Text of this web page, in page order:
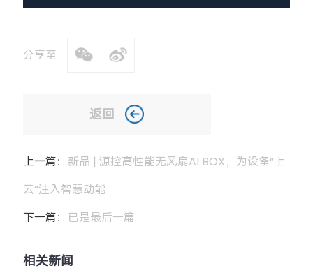
分享至
返回
上一篇： 新品 | 源控高性能无风扇AI BOX，为设备“上
云”注入智慧动能
下一篇： 已是最后一篇
相关新闻